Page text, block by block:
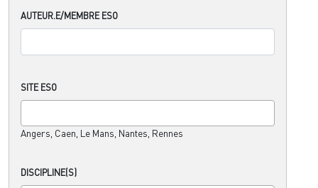
AUTEUR.E/MEMBRE ESO
SITE ESO
Angers, Caen, Le Mans, Nantes, Rennes
DISCIPLINE(S)